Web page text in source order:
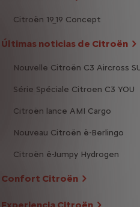
Citroën 19_19 Concept
Últimas noticias de Citroën
Nouvelle Citroën C3 Aircross
Série Spéciale Citroen C3 YOU
Citroën lance AMI Cargo
Nouveau Citroën ë-Berlingo
Citroën ë-Jumpy Hydrogen
Confort Citroën